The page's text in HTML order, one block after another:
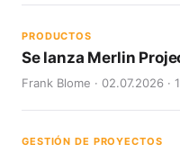
PRODUCTOS
Se lanza Merlin
Frank Blome · 02.07.2026 ·
GESTIÓN DE PROYECTOS